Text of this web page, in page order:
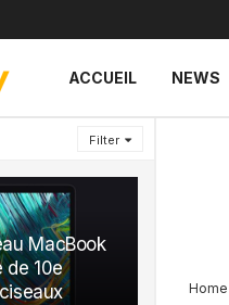
Filter
MacBook
de 10e
ACCUEIL NEWS
Home